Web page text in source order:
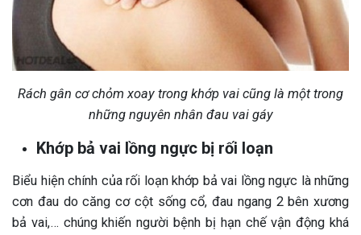
Rách gân cơ chỏm xoay trong khớp vai cũng là một trong
những nguyên nhân đau vai gáy
Khớp bả vai lồng ngực bị rối loạn
Biểu hiện chính của rối loạn khớp bả vai lồng ngực là những
cơn đau do căng cơ cột sống cổ, đau ngang 2 bên xương
bả vai,… chúng khiến người bệnh bị hạn chế vận động khá